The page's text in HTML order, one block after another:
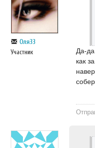
Оля33
Участник
Да-
как